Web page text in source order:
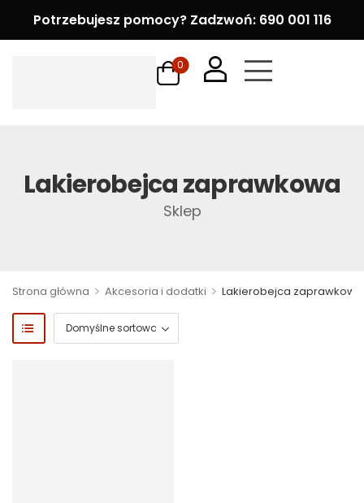
Potrzebujesz pomocy? Zadzwoń: 690 001 116
0
Lakierobejca zaprawkowa
Sklep
Strona główna > Akcesoria i dodatki > Lakierobejca zaprawkowa